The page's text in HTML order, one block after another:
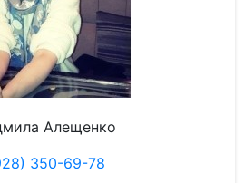
Алещенко
350-69-78